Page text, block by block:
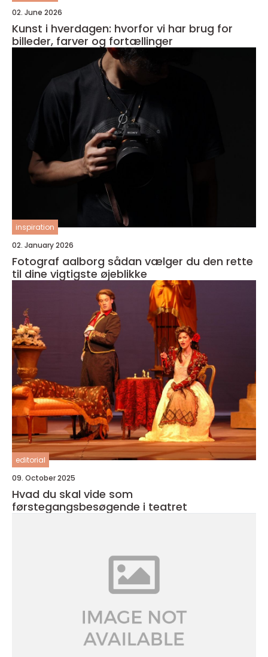
02. June 2026
Kunst i hverdagen: hvorfor vi har brug for
billeder, farver og fortællinger
inspiration
02. January 2026
Fotograf aalborg sådan vælger du den rette
til dine vigtigste øjeblikke
editorial
09. October 2025
Hvad du skal vide som
førstegangsbesøgende i teatret